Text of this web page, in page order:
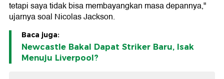
tetapi saya tidak bisa membayangkan masa depannya,"
ujarnya soal Nicolas Jackson.
Baca juga:
Newcastle Bakal Dapat Striker Baru, Isak
Menuju Liverpool?